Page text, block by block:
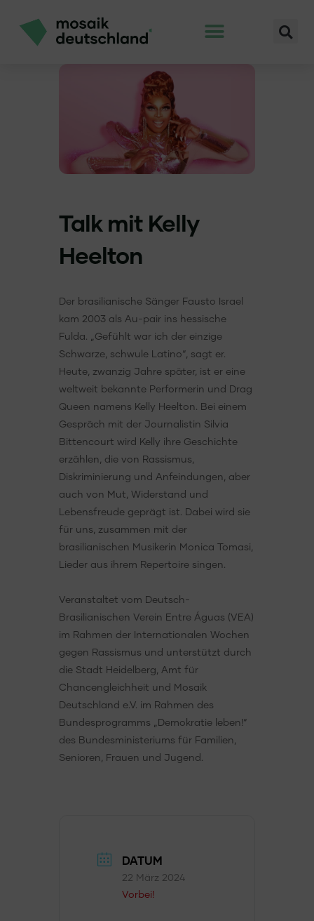
Talk mit Kelly
Heelton
Der brasilianische Sänger Fausto Israel
kam 2003 als Au-pair ins hessische
Fulda. „Gefühlt war ich der einzige
Schwarze, schwule Latino“, sagt er.
Heute, zwanzig Jahre später, ist er eine
weltweit bekannte Performerin und Drag
Queen namens Kelly Heelton. Bei einem
Gespräch mit der Journalistin Silvia
Bittencourt wird Kelly ihre Geschichte
erzählen, die von Rassismus,
Diskriminierung und Anfeindungen, aber
auch von Mut, Widerstand und
Lebensfreude geprägt ist. Dabei wird sie
für uns, zusammen mit der
brasilianischen Musikerin Monica Tomasi,
Lieder aus ihrem Repertoire singen.
Veranstaltet vom Deutsch-
Brasilianischen Verein Entre Águas (VEA)
im Rahmen der Internationalen Wochen
gegen Rassismus und unterstützt durch
die Stadt Heidelberg, Amt für
Chancengleichheit und Mosaik
Deutschland e.V. im Rahmen des
Bundesprogramms „Demokratie leben!“
des Bundesministeriums für Familien,
Senioren, Frauen und Jugend.
DATUM
22 März 2024
Vorbei!